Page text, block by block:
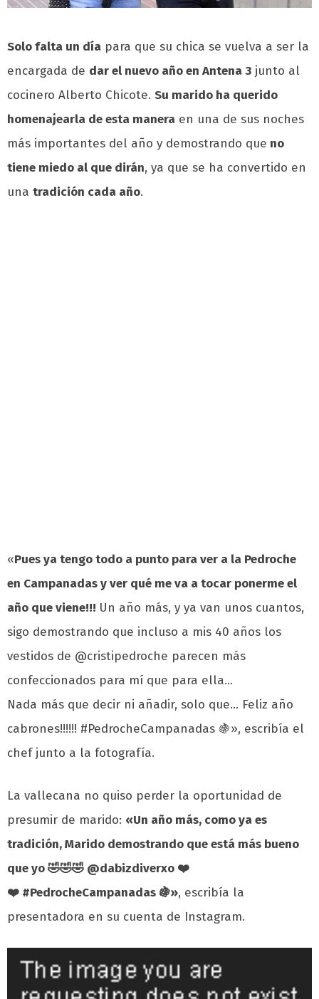
Solo falta un día para que su chica se vuelva a ser la
encargada de dar el nuevo año en Antena 3 junto al
cocinero Alberto Chicote. Su marido ha querido
homenajearla de esta manera en una de sus noches
más importantes del año y demostrando que no
tiene miedo al que dirán, ya que se ha convertido en
una tradición cada año.
«Pues ya tengo todo a punto para ver a la Pedroche
en Campanadas y ver qué me va a tocar ponerme el
año que viene!!! Un año más, y ya van unos cuantos,
sigo demostrando que incluso a mis 40 años los
vestidos de @cristipedroche parecen más
confeccionados para mí que para ella…
Nada más que decir ni añadir, solo que… Feliz año
cabrones!!!!!! #PedrocheCampanadas 🍇», escribía el
chef junto a la fotografía.
La vallecana no quiso perder la oportunidad de
presumir de marido: «Un año más, como ya es
tradición, Marido demostrando que está más bueno
que yo 🤣🤣🤣 @dabizdiverxo ❤️
❤️ #PedrocheCampanadas 🍇», escribía la
presentadora en su cuenta de Instagram.